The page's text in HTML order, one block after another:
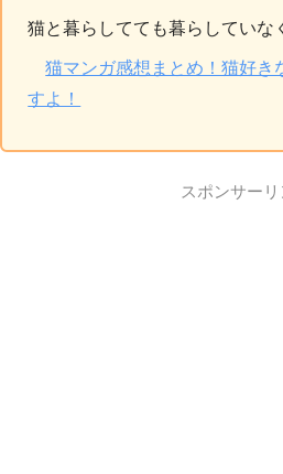
猫と暮らしてても暮らしていな
猫マンガ感想まとめ！猫好き
すよ！
スポンサーリ